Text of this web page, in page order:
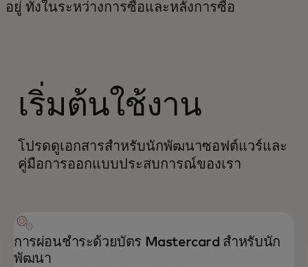
อยู่ ทั้งในระหว่างการซื้อและหลังการซื้อ
เริ่มต้นใช้งาน
โปรดดูเอกสารสำหรับนักพัฒนาซอฟต์แวร์และ
คู่มือการออกแบบประสบการณ์ของเรา
การผ่อนชำระด้วยบัตร Mastercard สำหรับนัก
พัฒนา